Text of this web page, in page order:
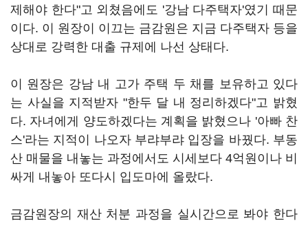
제해야 한다"고 외쳤음에도 '강남 다주택자'였기 때문
이다. 이 원장이 이끄는 금감원은 지금 다주택자 등을
상대로 강력한 대출 규제에 나선 상태다.
이 원장은 강남 내 고가 주택 두 채를 보유하고 있다
는 사실을 지적받자 "한두 달 내 정리하겠다"고 밝혔
다. 자녀에게 양도하겠다는 계획을 밝혔으나 '아빠 찬
스'라는 지적이 나오자 부랴부랴 입장을 바꿨다. 부동
산 매물을 내놓는 과정에서도 시세보다 4억원이나 비
싸게 내놓아 또다시 입도마에 올랐다.
금감원장의 재산 처분 과정을 실시간으로 봐야 한다